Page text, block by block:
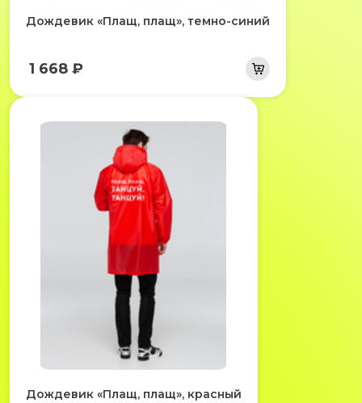
Дождевик «Плащ, плащ», темно-синий
1 668 ₽
Дождевик «Плащ, плащ», красный